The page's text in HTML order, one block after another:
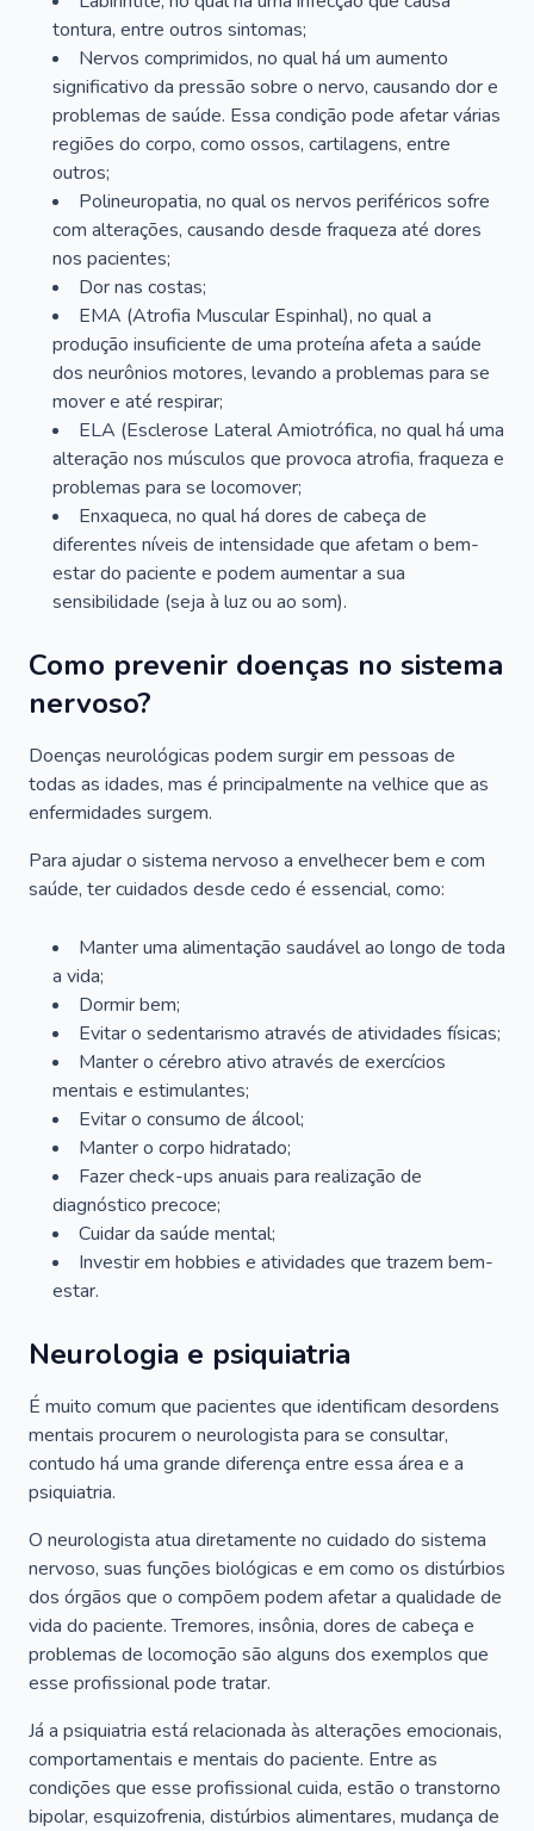
tontura, entre outros sintomas;
Nervos comprimidos, no qual há um aumento
significativo da pressão sobre o nervo, causando dor e
problemas de saúde. Essa condição pode afetar várias
regiões do corpo, como ossos, cartilagens, entre
outros;
Polineuropatia, no qual os nervos periféricos sofre
com alterações, causando desde fraqueza até dores
nos pacientes;
Dor nas costas;
EMA (Atrofia Muscular Espinhal), no qual a
produção insuficiente de uma proteína afeta a saúde
dos neurônios motores, levando a problemas para se
mover e até respirar;
ELA (Esclerose Lateral Amiotrófica, no qual há uma
alteração nos músculos que provoca atrofia, fraqueza e
problemas para se locomover;
Enxaqueca, no qual há dores de cabeça de
diferentes níveis de intensidade que afetam o bem-
estar do paciente e podem aumentar a sua
sensibilidade (seja à luz ou ao som).
Como prevenir doenças no sistema
nervoso?
Doenças neurológicas podem surgir em pessoas de
todas as idades, mas é principalmente na velhice que as
enfermidades surgem.
Para ajudar o sistema nervoso a envelhecer bem e com
saúde, ter cuidados desde cedo é essencial, como:
Manter uma alimentação saudável ao longo de toda
a vida;
Dormir bem;
Evitar o sedentarismo através de atividades físicas;
Manter o cérebro ativo através de exercícios
mentais e estimulantes;
Evitar o consumo de álcool;
Manter o corpo hidratado;
Fazer check-ups anuais para realização de
diagnóstico precoce;
Cuidar da saúde mental;
Investir em hobbies e atividades que trazem bem-
estar.
Neurologia e psiquiatria
É muito comum que pacientes que identificam desordens
mentais procurem o neurologista para se consultar,
contudo há uma grande diferença entre essa área e a
psiquiatria.
O neurologista atua diretamente no cuidado do sistema
nervoso, suas funções biológicas e em como os distúrbios
dos órgãos que o compõem podem afetar a qualidade de
vida do paciente. Tremores, insônia, dores de cabeça e
problemas de locomoção são alguns dos exemplos que
esse profissional pode tratar.
Já a psiquiatria está relacionada às alterações emocionais,
comportamentais e mentais do paciente. Entre as
condições que esse profissional cuida, estão o transtorno
bipolar, esquizofrenia, distúrbios alimentares, mudança de